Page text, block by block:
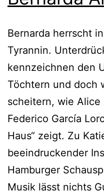
Bernarda herrscht
Tyrannin.
kennzeichnen den
Töchtern und doch
scheitern, wie Alice
Federico García
Haus“ zeigt. Zu
beeindruckender
Hamburger
Musik lässt nichts